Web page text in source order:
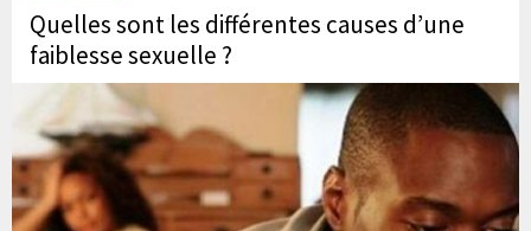
Quelles sont les différentes causes d’une
faiblesse sexuelle ?